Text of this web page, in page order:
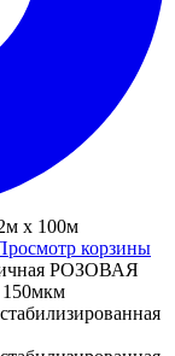
х 100м
корзины
РОЗОВАЯ
150мкм